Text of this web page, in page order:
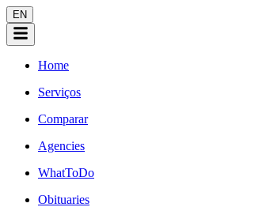
EN
Home
Serviços
Comparar
Agencies
WhatToDo
Obituaries